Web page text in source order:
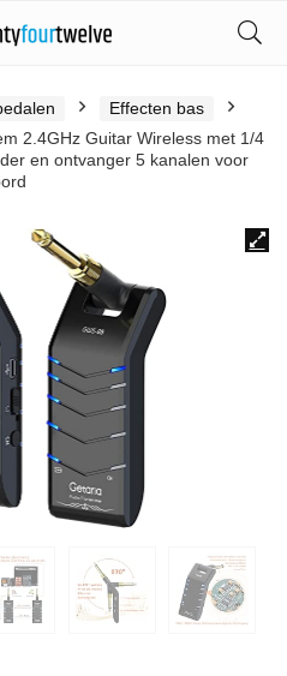
Effecten bas
2.4GHz Guitar Wireless met 1/4
en ontvanger 5 kanalen voor